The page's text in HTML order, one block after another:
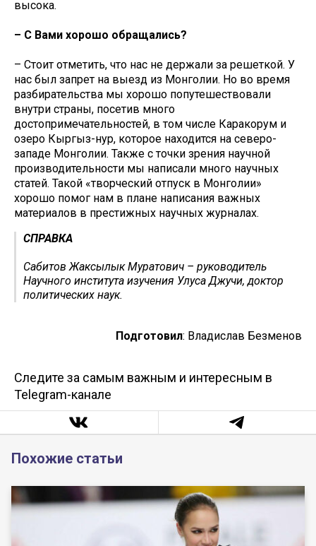
высока.
– С Вами хорошо обращались?
– Стоит отметить, что нас не держали за решеткой. У
нас был запрет на выезд из Монголии. Но во время
разбирательства мы хорошо попутешествовали
внутри страны, посетив много
достопримечательностей, в том числе Каракорум и
озеро Кыргыз-нур, которое находится на северо-
западе Монголии. Также с точки зрения научной
производительности мы написали много научных
статей. Такой «творческий отпуск в Монголии»
хорошо помог нам в плане написания важных
материалов в престижных научных журналах.
СПРАВКА
Сабитов Жаксылык Муратович – руководитель
Научного института изучения Улуса Джучи, доктор
политических наук.
Подготовил: Владислав Безменов
Следите за самым важным и интересным в
Telegram-канале
Похожие статьи